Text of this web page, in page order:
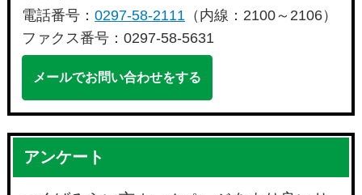
電話番号：0297-58-2111 （内線：2100～2106）
ファクス番号：0297-58-5631
メールでお問い合わせをする
アンケート